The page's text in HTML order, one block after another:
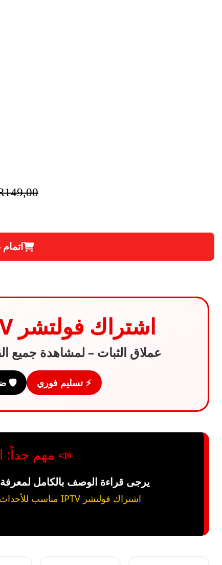
149,00
اشتراك فولتشر IPTV لمده 6 اشهر
عملاق الثبات – لمشاهدة جميع
⚡ تسليم فوري 🛡️
📣 مهم جداً:
يرجى قراءة الوصف بالكامل
اشتراك فولتشر IPTV مناسب للأحداث الرياضية ويعمل بثبات عالي بدون تقطيع. ✅